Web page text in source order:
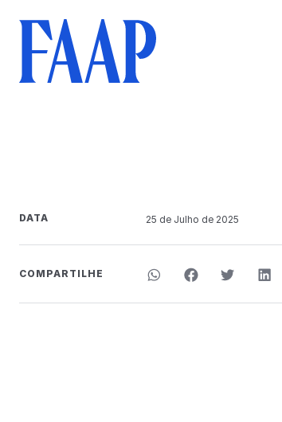
DATA 25 de Julho de 2025
COMPARTILHE